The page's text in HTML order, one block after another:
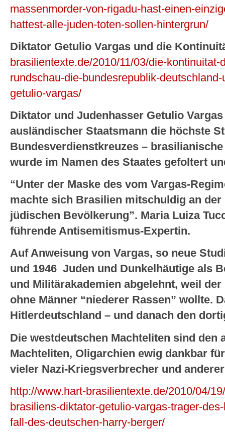
massenmorder-von-rigadu-hast-einen-
hattest-alle-juden-toten-sollen-hintergrun/
Diktator Getulio Vargas und die
brasilientexte.de/2010/11/03/die-kontinuitat-
rundschau-die-bundesrepublik-
getulio-vargas/
Diktator und Judenhasser Getulio
ausländischer Staatsmann die höchste
Bundesverdienstkreuzes –
wurde im Namen des Staates gefoltert
“Unter der Maske des vom Vargas-
machte sich Brasilien mitschuldig an
jüdischen Bevölkerung”. Maria Luiza
führende Antisemitismus-Expertin.
Auf Anweisung von Vargas, so neue
und 1946 Juden und Dunkelhäutige als
und Militärakademien abgelehnt, weil
ohne Männer “niederer Rassen” wollte.
Hitlerdeutschland – und danach den
Die westdeutschen Machteliten sind den
Machteliten, Oligarchien ewig dankbar
vieler Nazi-Kriegsverbrecher und
http://www.hart-brasilientexte.de/2010/04/
brasiliens-diktator-getulio-vargas-trager-
fall-des-deutschen-harry-berger/